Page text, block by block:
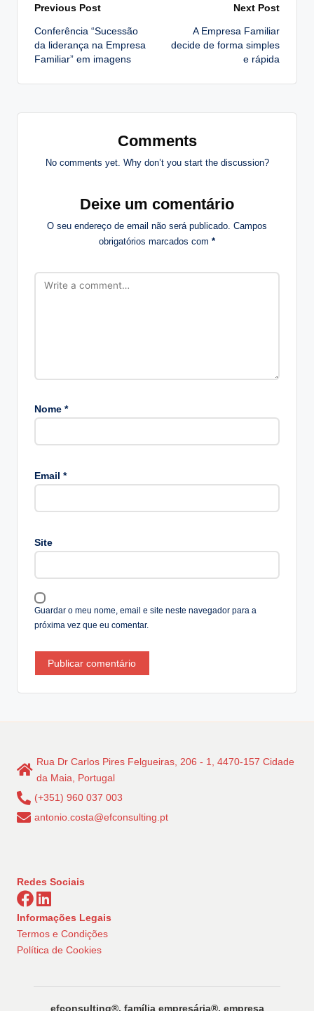
Post
navigation
Previous Post
Conferência “Sucessão
da liderança na Empresa
Familiar” em imagens
Next Post
A Empresa Familiar
decide de forma simples
e rápida
Comments
No comments yet. Why don’t you start the discussion?
Deixe um comentário
O seu endereço de email não será publicado. Campos
obrigatórios marcados com *
Nome *
Email *
Site
Guardar o meu nome, email e site neste navegador para a
próxima vez que eu comentar.
e
ti
e
:
Rua Dr Carlos Pires Felgueiras, 206 - 1, 4470-157 Cidade
da Maia, Portugal
(+351) 960 037 003
antonio.costa@efconsulting.pt
Redes Sociais
Informações Legais
Termos e Condições
Política de Cookies
efconsulting®️, família empresária®️, empresa